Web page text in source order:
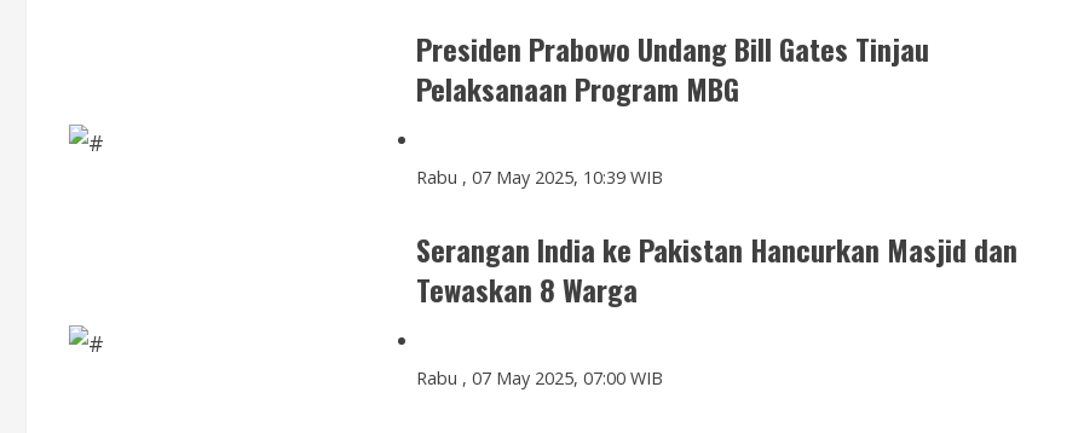
Presiden Prabowo Undang Bill Gates Tinjau
Pelaksanaan Program MBG
Rabu , 07 May 2025, 10:39 WIB
Serangan India ke Pakistan Hancurkan Masjid dan
Tewaskan 8 Warga
Rabu , 07 May 2025, 07:00 WIB